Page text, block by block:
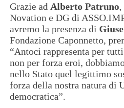
Grazie ad Alberto Patruno,
Novation e DG di
avremo la presenza di
Fondazione Caponnetto,
“Antoci rappresenta per
non per forza eroi,
nello Stato quel legittimo
forza della nostra natura di
democratica”.